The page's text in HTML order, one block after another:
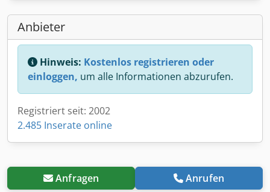
Anbieter
Hinweis: Kostenlos registrieren oder
einloggen, um alle Informationen abzurufen.
Registriert seit: 2002
2.485 Inserate online
Anfragen Anrufen